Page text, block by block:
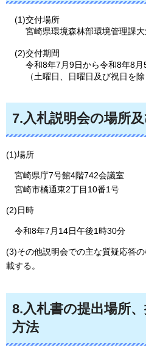
(1)交付場所
宮崎県環境森林部環境管理課
(2)交付期間
令和8年7月9日から令和8年8月
（土曜日、日曜日及び祝日を
7.入札説明会の場所
(1)場所
宮崎県庁7号館4階742会議室
宮崎市橘通東2丁目10番1号
(2)日時
令和8年7月14日午後1時30分
(3)その他説明会での主な質疑応答
載する。
8.入札書の提出場所
方法